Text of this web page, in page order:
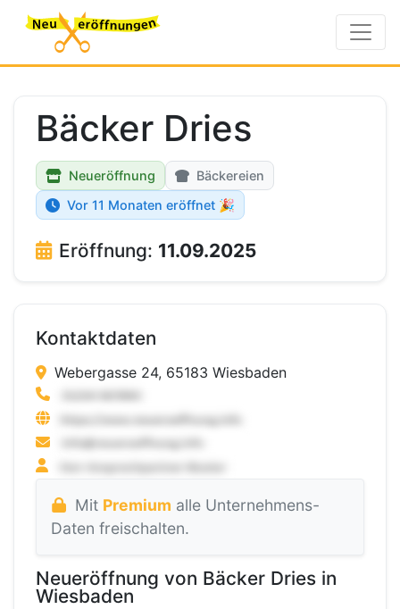
Bäcker Dries
Neueröffnung
Bäckereien
Vor 11 Monaten eröffnet 🎉
Eröffnung: 11.09.2025
Kontaktdaten
Webergasse 24, 65183 Wiesbaden
Mit Premium alle Unternehmens-
Daten freischalten.
Neueröffnung von Bäcker Dries in
Wiesbaden